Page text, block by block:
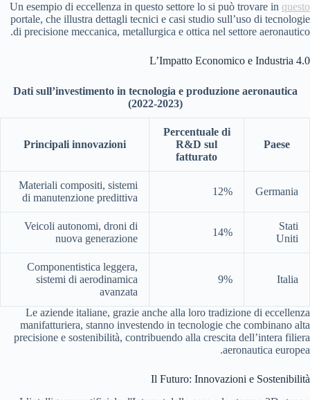
Un esempio di eccellenza in questo settore lo si può trovare in questo
portale, che illustra dettagli tecnici e casi studio sull’uso di tecnologie
di precisione meccanica, metallurgica e ottica nel settore aeronautico.
L’Impatto Economico e Industria 4.0
Dati sull’investimento in tecnologia e produzione aeronautica
(2022-2023)
Paese
Percentuale di
R&D sul
fatturato
Principali innovazioni
Germania
12%
Materiali compositi, sistemi
di manutenzione predittiva
Stati
Uniti
14%
Veicoli autonomi, droni di
nuova generazione
Italia
9%
Componentistica leggera,
sistemi di aerodinamica
avanzata
Le aziende italiane, grazie anche alla loro tradizione di eccellenza
manifatturiera, stanno investendo in tecnologie che combinano alta
precisione e sostenibilità, contribuendo alla crescita dell’intera filiera
aeronautica europea.
Il Futuro: Innovazioni e Sostenibilità